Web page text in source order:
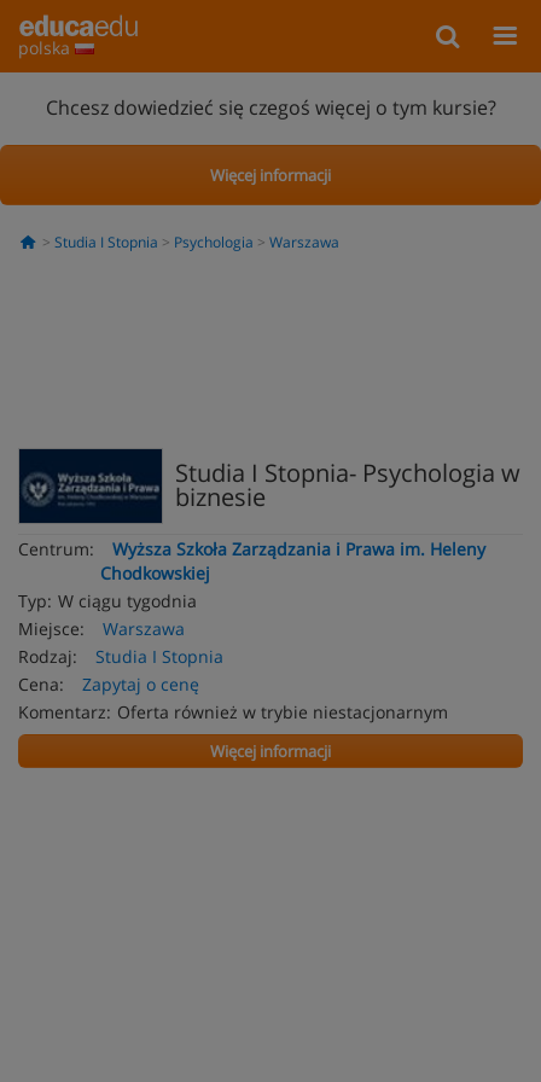
polska
Chcesz dowiedzieć się czegoś więcej o tym kursie?
Więcej informacji
Studia I Stopnia Psychologia Warszawa
Studia I Stopnia- Psychologia w
biznesie
Centrum:
Wyższa Szkoła Zarządzania i Prawa im. Heleny
Chodkowskiej
Typ: W ciągu tygodnia
Miejsce:
Warszawa
Rodzaj:
Studia I Stopnia
Cena:
Zapytaj o cenę
Komentarz: Oferta również w trybie niestacjonarnym
Więcej informacji